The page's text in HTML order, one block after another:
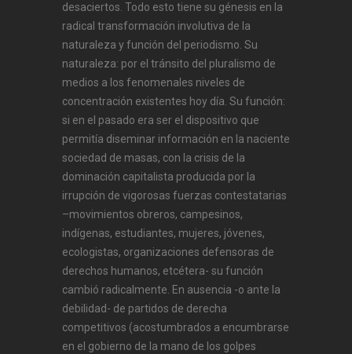
desaciertos. Todo esto tiene su génesis en la
radical transformación involutiva de la
naturaleza y función del periodismo. Su
naturaleza: por el tránsito del pluralismo de
medios a los fenomenales niveles de
concentración existentes hoy día. Su función:
si en el pasado era ser el dispositivo que
permitía diseminar información en la naciente
sociedad de masas, con la crisis de la
dominación capitalista producida por la
irrupción de vigorosas fuerzas contestatarias
–movimientos obreros, campesinos,
indígenas, estudiantes, mujeres, jóvenes,
ecologistas, organizaciones defensoras de
derechos humanos, etcétera- su función
cambió radicalmente. En ausencia -o ante la
debilidad- de partidos de derecha
competitivos (acostumbrados a encumbrarse
en el gobierno de la mano de los golpes